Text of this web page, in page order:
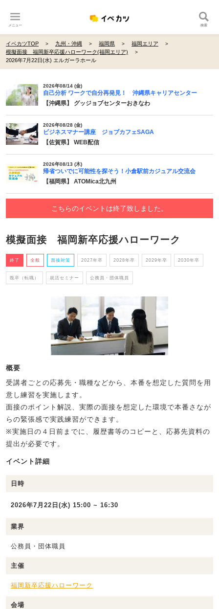
メニュー 検索
イベカツTOP 九州・沖縄 福岡県
福岡エリア
模擬面接 福岡新卒応援ハローワーク(福岡エリア)
2026年7月22日(水) エルガーラホール
2026年08/14 (金)
自己分析 ワークで自分再発見！ 沖縄県キャリアセンター
【沖縄県】 グッジョブセンターおきなわ
2026年08/28 (金)
ビジネスマナー講座 ジョブカフェSAGA
【佐賀県】 WEB配信
2026年08/13 (木)
帰省ついでに可能性を探そう！小倉駅前カジュアル交流会
【福岡県】 ATOMica北九州
こちらのイベントは終了致しました。
模擬面接 福岡新卒応援ハローワーク
終了 全般 面接対策 2027年卒 2028年卒 2029年卒 2030年卒
既卒（転職） 就活セミナー 公務員・団体職員
概要
受講者ごとの応募先・職種などから、本番を想定した質問を用
意し練習を実施します。
面接のポイント解説、実際の面接を想定した環境で本番さなが
らの緊張感で実践練習ができます。
※実施日の４日前までに、履歴書等のコピーと、応募先資料の
提出が必要です。
イベント詳細
日時
2026年7月22日(水) 15:00 ~ 16:30
業界
公務員・団体職員
主催
福岡新卒応援ハローワーク
会場